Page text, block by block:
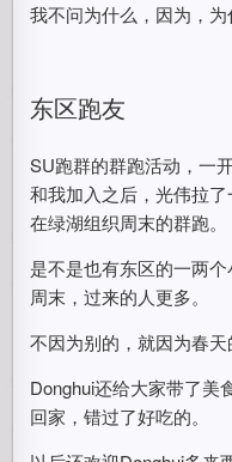
我不问为什么，因为，为
东区跑友
SU跑群的群跑活动，一
和我加入之后，光伟拉
在绿湖组织周末的群跑。
是不是也有东区的一两
周末，过来的人更多。
不因为别的，就因为春天
Donghui还给大家带了美
回家，错过了好吃的。